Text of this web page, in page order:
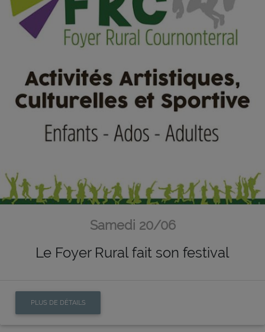
Samedi 20/06
Le Foyer Rural fait son festival
PLUS DE DÉTAILS